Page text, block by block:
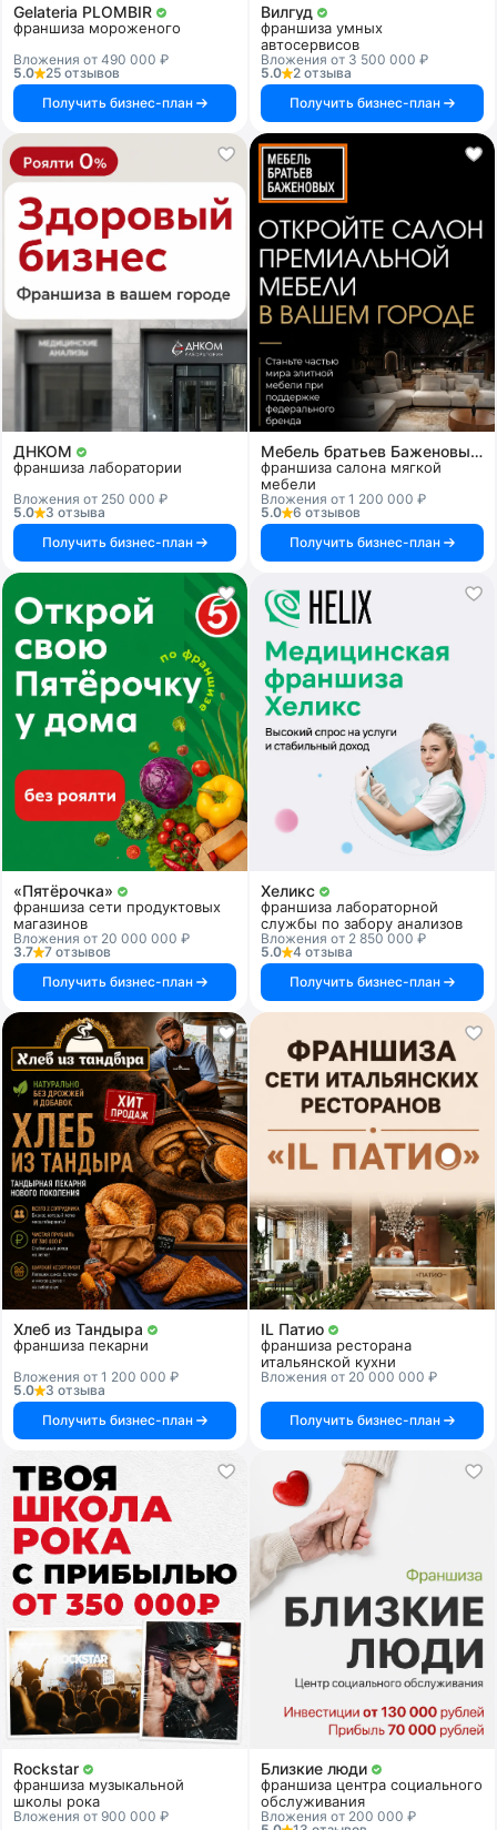
Gelateria PLOMBIR
франшиза мороженого
Вложения от 490 000 ₽
5.0
25 отзывов
Получить бизнес-план
Вилгуд
франшиза умных
автосервисов
Вложения от 3 500 000 ₽
5.0
2 отзыва
Получить бизнес-план
ДНКОМ
франшиза лаборатории
Вложения от 250 000 ₽
5.0
3 отзыва
Получить бизнес-план
Мебель братьев Баженовых
франшиза салона мягкой
мебели
Вложения от 1 200 000 ₽
5.0
6 отзывов
Получить бизнес-план
«Пятёрочка»
франшиза сети продуктовых
магазинов
Вложения от 20 000 000 ₽
3.7
7 отзывов
Получить бизнес-план
Хеликс
франшиза лабораторной
службы по забору анализов
Вложения от 2 850 000 ₽
5.0
4 отзыва
Получить бизнес-план
Хлеб из Тандыра
франшиза пекарни
Вложения от 1 200 000 ₽
5.0
3 отзыва
Получить бизнес-план
IL Патио
франшиза ресторана
итальянской кухни
Вложения от 20 000 000 ₽
Получить бизнес-план
Rockstar
франшиза музыкальной
школы рока
Вложения от 900 000 ₽
Близкие люди
франшиза центра социального
обслуживания
Вложения от 200 000 ₽